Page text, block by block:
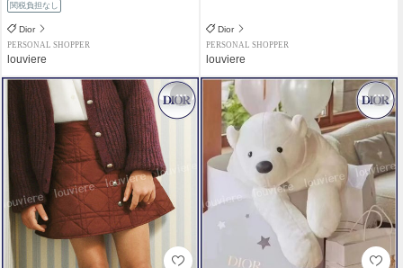
関税負担なし
Dior
PERSONAL SHOPPER
louviere
Dior
PERSONAL SHOPPER
louviere